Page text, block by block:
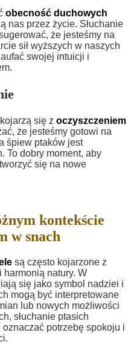
obecność duchowych
nas przez życie. Słuchanie
że jesteśmy na
sił wyższych w naszych
swojej intuicji i
się z oczyszczeniem
że jesteśmy gotowi na
śpiew ptaków jest
To dobry moment, aby
się na nowe
kontekście
w snach
są często kojarzone z
harmonią natury. W
się jako symbol nadziei i
mogą być interpretowane
lub nowych możliwości
słuchanie ptasich
potrzebę spokoju i